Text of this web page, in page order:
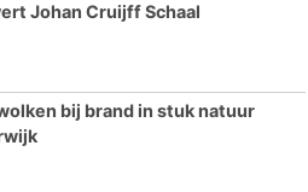
Johan Cruijff Schaal
bij brand in stuk natuur